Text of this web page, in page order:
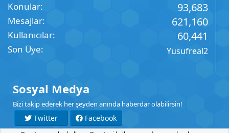
Konular 93,683
Mesajlar 621,160
Kullanıcılar 60,441
Son Üye Yusufreal2
Sosyal Medya
Bizi takip ederek her şeyden anında haberdar olabilirsin!
Twitter
Facebook